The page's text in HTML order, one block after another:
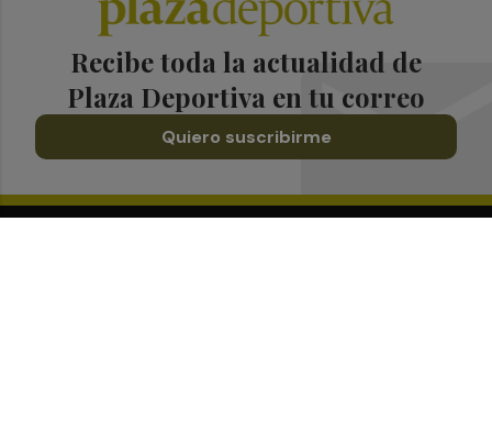
Recibe toda la actualidad de
Plaza Deportiva en tu correo
Quiero suscribirme